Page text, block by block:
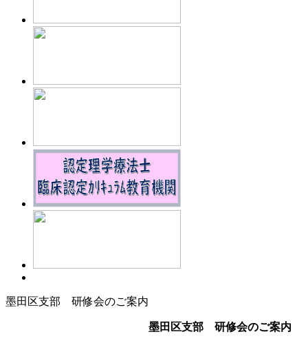
墨田区支部 研修会のご案内
墨田区支部 研修会のご案内